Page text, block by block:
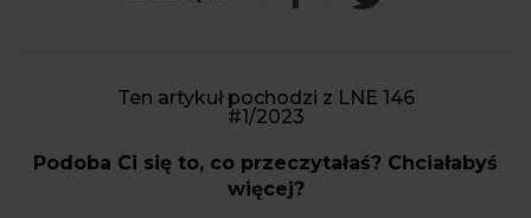
Ten artykuł pochodzi z LNE 146
#1/2023
Podoba Ci się to, co przeczytałaś? Chciałabyś
więcej?